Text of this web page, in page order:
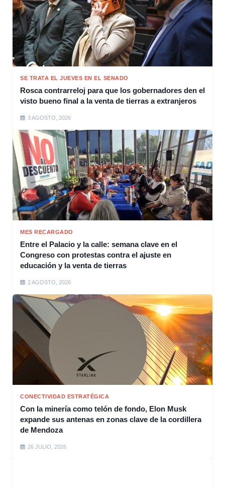
SE TRATA EL JUEVES EN EL SENADO
Rosca contrarreloj para que los gobernadores den el
visto bueno final a la venta de tierras a extranjeros
3 AGOSTO, 2026
MES RECARGADO
Entre el Palacio y la calle: semana clave en el
Congreso con protestas contra el ajuste en
educación y la venta de tierras
2 AGOSTO, 2026
CONECTIVIDAD ESTRATÉGICA
Con la minería como telón de fondo, Elon Musk
expande sus antenas en zonas clave de la cordillera
de Mendoza
26 JULIO, 2026